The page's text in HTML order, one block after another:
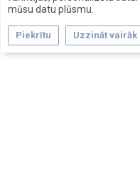
mūsu datu plūsmu.
Piekrītu Uzzināt vairāk